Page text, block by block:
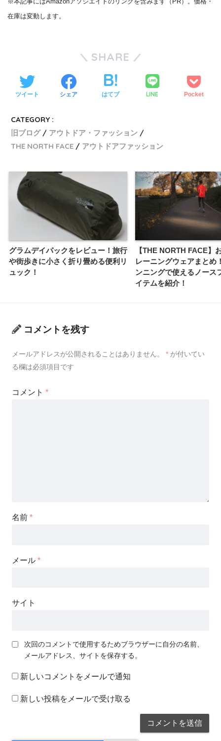
在庫は変動します。
SHARE
ツイート シェア はてブ LINE Pocket
CATEGORY :
旧ブログ
アウトドア・ファッション
THE NORTH FACE
アウトドアファッション
グラムデイパックをレビュー！旅行
や街歩きに小さく折り畳める便利リ
ュック！
【THE NORTH FACE】
レーニングウェアまとめ
ンニングで使えるノース
イテムを紹介！
コメントを残す
メールアドレスが公開されることはありません。 * が付いてい
る欄は必須項目です
コメント *
名前 *
メール *
サイト
次回のコメントで使用するためブラウザーに自分の名前、
メールアドレス、サイトを保存する。
新しいコメントをメールで通知
新しい投稿をメールで受け取る